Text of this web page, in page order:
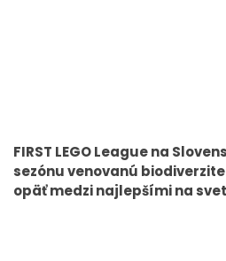
FIRST LEGO League na
sezónu venovanú
opäť medzi najlepšími na